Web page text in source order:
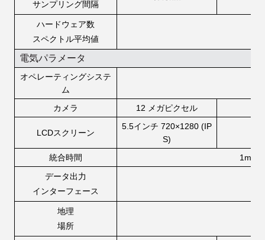
サンプリング間隔
ハードウェア数
スペクトル平均値
電気パラメータ
オペレーティングシステ
ム
カメラ
12 メガピクセル
LCDスクリーン
5.5インチ 720×1280 (IP
S)
統合時間
データ出力
インターフェース
地理
場所